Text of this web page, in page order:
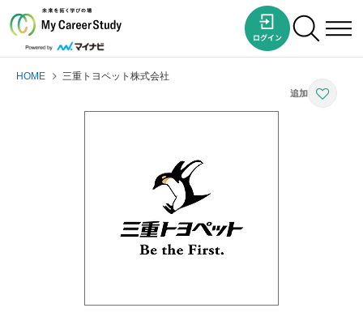
HOME 三重トヨペット株式会社